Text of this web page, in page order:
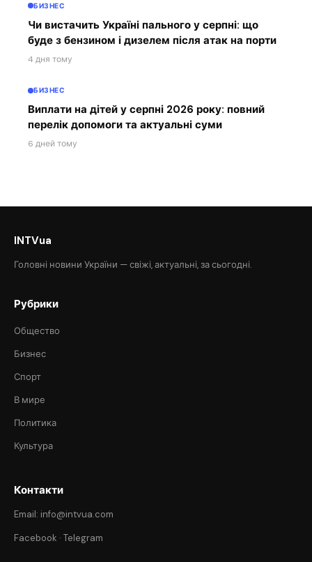
БИЗНЕС
Чи вистачить Україні пального у серпні: що
буде з бензином і дизелем після атак на порти
4 дня тому
БИЗНЕС
Виплати на дітей у серпні 2026 року: повний
перелік допомоги та актуальні суми
6 дней тому
INTVua
Головні новини України — свіжі, актуальні, за сьогодні.
Рубрики
Общество
Бизнес
Спорт
В мире
Политика
Культура
Контакти
Email: info@intvua.com
Facebook · Telegram